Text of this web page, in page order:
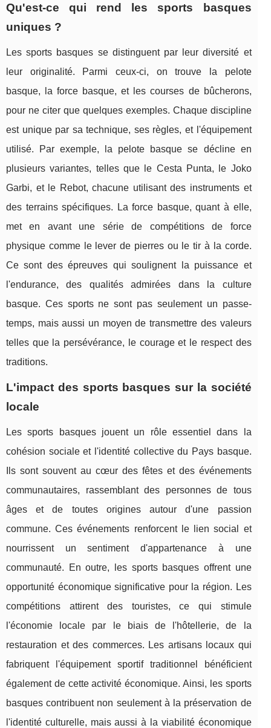
Qu'est-ce qui rend les sports basques
uniques ?
Les sports basques se distinguent par leur diversité et
leur originalité. Parmi ceux-ci, on trouve la pelote
basque, la force basque, et les courses de bûcherons,
pour ne citer que quelques exemples. Chaque discipline
est unique par sa technique, ses règles, et l'équipement
utilisé. Par exemple, la pelote basque se décline en
plusieurs variantes, telles que le Cesta Punta, le Joko
Garbi, et le Rebot, chacune utilisant des instruments et
des terrains spécifiques. La force basque, quant à elle,
met en avant une série de compétitions de force
physique comme le lever de pierres ou le tir à la corde.
Ce sont des épreuves qui soulignent la puissance et
l'endurance, des qualités admirées dans la culture
basque. Ces sports ne sont pas seulement un passe-
temps, mais aussi un moyen de transmettre des valeurs
telles que la persévérance, le courage et le respect des
traditions.
L'impact des sports basques sur la société
locale
Les sports basques jouent un rôle essentiel dans la
cohésion sociale et l'identité collective du Pays basque.
Ils sont souvent au cœur des fêtes et des événements
communautaires, rassemblant des personnes de tous
âges et de toutes origines autour d'une passion
commune. Ces événements renforcent le lien social et
nourrissent un sentiment d'appartenance à une
communauté. En outre, les sports basques offrent une
opportunité économique significative pour la région. Les
compétitions attirent des touristes, ce qui stimule
l'économie locale par le biais de l'hôtellerie, de la
restauration et des commerces. Les artisans locaux qui
fabriquent l'équipement sportif traditionnel bénéficient
également de cette activité économique. Ainsi, les sports
basques contribuent non seulement à la préservation de
l'identité culturelle, mais aussi à la viabilité économique